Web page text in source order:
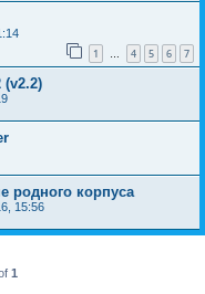
1 … 4 5 6 7
(v2.2)
родного корпуса
15:56
1